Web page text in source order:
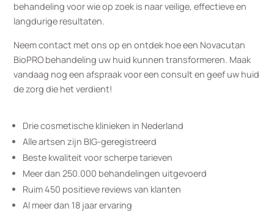
behandeling voor wie op zoek is naar veilige, effectieve en
langdurige resultaten.
Neem contact met ons op en ontdek hoe een Novacutan
BioPRO behandeling uw huid kunnen transformeren. Maak
vandaag nog een afspraak voor een consult en geef uw huid
de zorg die het verdient!
Drie cosmetische klinieken in Nederland
Alle artsen zijn BIG-geregistreerd
Beste kwaliteit voor scherpe tarieven
Meer dan 250.000 behandelingen uitgevoerd
Ruim 450 positieve reviews van klanten
Al meer dan 18 jaar ervaring